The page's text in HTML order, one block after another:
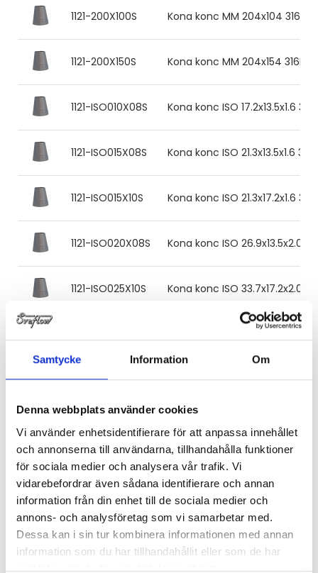
Samtycke Information Om
Denna webbplats använder cookies
Vi använder enhetsidentifierare för att anpassa innehållet
och annonserna till användarna, tillhandahålla funktioner
för sociala medier och analysera vår trafik. Vi
vidarebefordrar även sådana identifierare och annan
information från din enhet till de sociala medier och
annons- och analysföretag som vi samarbetar med.
Dessa kan i sin tur kombinera informationen med annan
information som du har tillhandahållit eller som de har
1121-200X100S Kona konc MM 204x104 316L
1121-200X150S Kona konc MM 204x154 316L
1121-ISO010X08S Kona konc ISO 17.2x13.5x1.6 316L
1121-ISO015X08S Kona konc ISO 21.3x13.5x1.6 316L
1121-ISO015X10S Kona konc ISO 21.3x17.2x1.6 316L
1121-ISO020X08S Kona konc ISO 26.9x13.5x2.0
1121-ISO025X10S Kona konc ISO 33.7x17.2x2.0
Kona konc ISO 33.7x21.3x2.0
1121-ISO025X20S Kona konc ISO 33.7x26.9x2.0
Kona konc ISO 42.4x21.3x2.0
1121-ISO032X20S Kona konc ISO 42.4x26.9x2.0
1121-ISO032X25S Kona konc ISO 42.4x33.7x2.0